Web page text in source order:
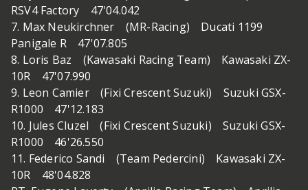
RSV4 Factory 47'04.042
7. Max Neukirchner (MR-Racing) Ducati 1199
Panigale R 47'07.805
8. Loris Baz (Kawasaki Racing Team) Kawasaki ZX-
10R 47'07.990
9. Leon Camier (Fixi Crescent Suzuki) Suzuki GSX-
R1000 47'12.183
10. Jules Cluzel (Fixi Crescent Suzuki) Suzuki GSX-
R1000 46'26.550
11. Federico Sandi (Team Pedercini) Kawasaki ZX-
10R 48'04.828